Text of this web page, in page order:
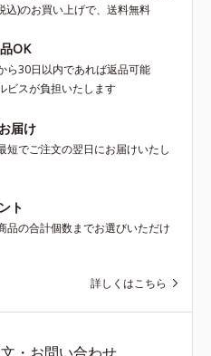
込)のお買い上げで、送料無料
OK
ら30日以内であれば返品可能
ビスが負担いたします
届け
短でご注文の翌日にお届けいたし
ト
品の合計個数までお選びいただけ
詳しくはこちら